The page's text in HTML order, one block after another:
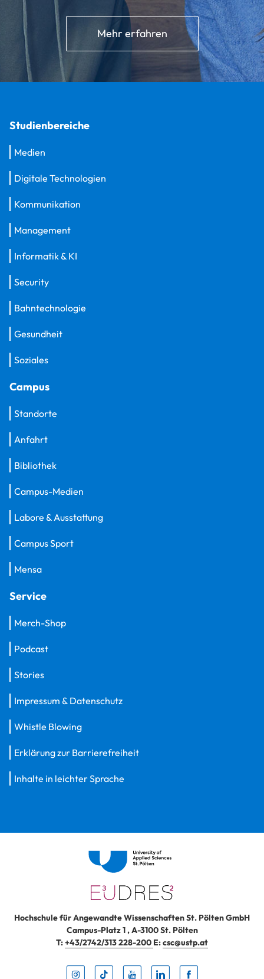
Mehr erfahren
Studienbereiche
Medien
Digitale Technologien
Kommunikation
Management
Informatik & KI
Security
Bahntechnologie
Gesundheit
Soziales
Campus
Standorte
Anfahrt
Bibliothek
Campus-Medien
Labore & Ausstattung
Campus Sport
Mensa
Service
Merch-Shop
Podcast
Stories
Impressum & Datenschutz
Whistle Blowing
Erklärung zur Barrierefreiheit
Inhalte in leichter Sprache
Hochschule für Angewandte Wissenschaften St. Pölten GmbH
Campus-Platz 1,A-3100St. Pölten
T:+43/2742/313 228-200 E:csc@ustp.at